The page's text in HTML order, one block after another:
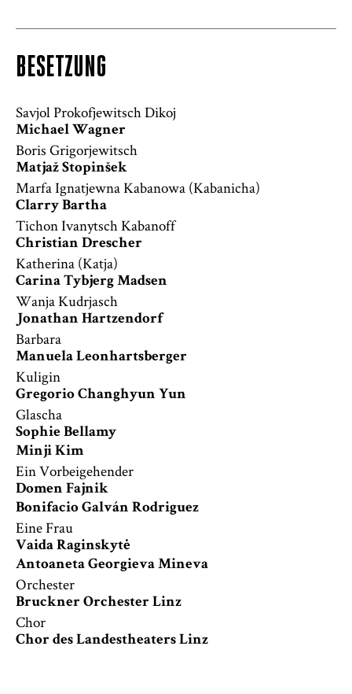
BESETZUNG
Savjol Prokofjewitsch Dikoj
Michael Wagner
Boris Grigorjewitsch
Matjaž Stopinšek
Marfa Ignatjewna Kabanowa (Kabanicha)
Clarry Bartha
Tichon Ivanytsch Kabanoff
Christian Drescher
Katherina (Katja)
Carina Tybjerg Madsen
Wanja Kudrjasch
Jonathan Hartzendorf
Barbara
Manuela Leonhartsberger
Kuligin
Gregorio Changhyun Yun
Glascha
Sophie Bellamy
Minji Kim
Ein Vorbeigehender
Domen Fajnik
Bonifacio Galván Rodriguez
Eine Frau
Vaida Raginskytė
Antoaneta Georgieva Mineva
Orchester
Bruckner Orchester Linz
Chor
Chor des Landestheaters Linz